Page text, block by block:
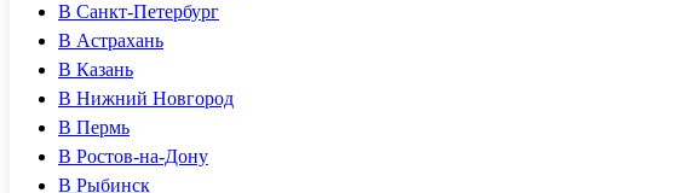
В Санкт-Петербург
В Астрахань
В Казань
В Нижний Новгород
В Пермь
В Ростов-на-Дону
В Рыбинск